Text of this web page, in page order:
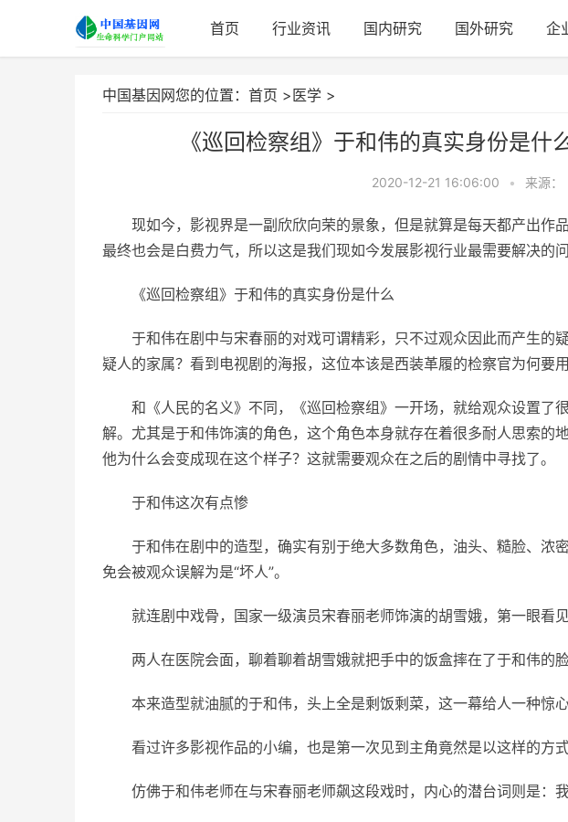
首页 行业资讯 国内研究 国外研究 企
中国基因网您的位置： 首页 > 医学 >
《巡回检察组》于和伟的真实身份是什
2020-12-21 16:06:00 • 来源：
现如今，影视界是一副欣欣向荣的景象，但是就算是每天都产出作
最终也会是白费力气，所以这是我们现如今发展影视行业最需要解决的问
《巡回检察组》于和伟的真实身份是什么
于和伟在剧中与宋春丽的对戏可谓精彩，只不过观众因此而产生的
疑人的家属？看到电视剧的海报，这位本该是西装革履的检察官为何要
和《人民的名义》不同，《巡回检察组》一开场，就给观众设置了
解。尤其是于和伟饰演的角色，这个角色本身就存在着很多耐人思索的
他为什么会变成现在这个样子？这就需要观众在之后的剧情中寻找了。
于和伟这次有点惨
于和伟在剧中的造型，确实有别于绝大多数角色，油头、糙脸、浓
免会被观众误解为是“坏人”。
就连剧中戏骨，国家一级演员宋春丽老师饰演的胡雪娥，第一眼看
两人在医院会面，聊着聊着胡雪娥就把手中的饭盒摔在了于和伟的
本来造型就油腻的于和伟，头上全是剩饭剩菜，这一幕给人一种惊
看过许多影视作品的小编，也是第一次见到主角竟然是以这样的方
仿佛于和伟老师在与宋春丽老师飙这段戏时，内心的潜台词则是：